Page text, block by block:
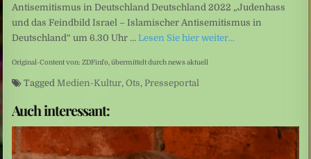
Antisemitismus in Deutschland Deutschland 2022 „Judenhass
und das Feindbild Israel – Islamischer Antisemitismus in
Deutschland“ um 6.30 Uhr … Lesen Sie hier weiter…
Original-Content von: ZDFinfo, übermittelt durch news aktuell
Tagged Medien-Kultur,Ots, Presseportal
Auch interessant: